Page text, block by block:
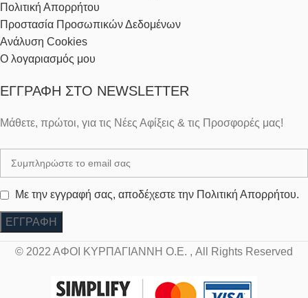
Πολιτική Απορρήτου
Προστασία Προσωπικών Δεδομένων
Ανάλυση Cookies
Ο λογαριασμός μου
ΕΓΓΡΑΦΉ ΣΤΟ NEWSLETTER
Μάθετε, πρώτοι, για τις Νέες Αφίξεις & τις Προσφορές μας!
Με την εγγραφή σας, αποδέχεστε την Πολιτική Απορρήτου.
© 2022 ΑΦΟΙ ΚΥΡΠΑΓΙΑΝΝΗ Ο.Ε. , All Rights Reserved